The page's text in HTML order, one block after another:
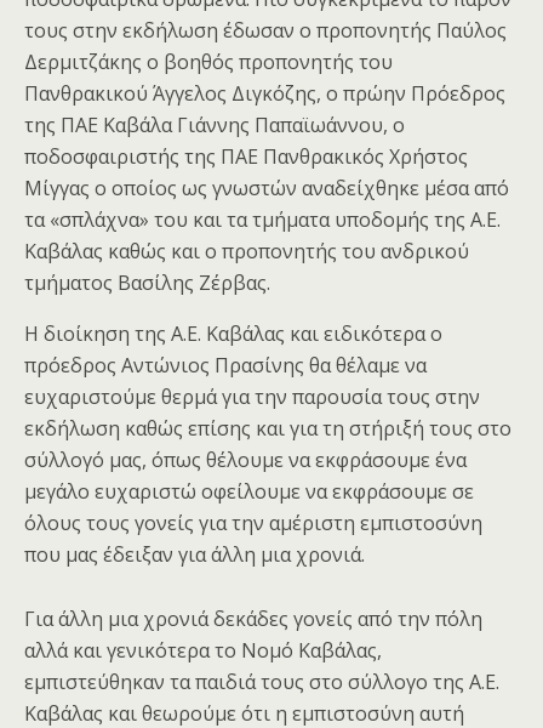
τους στην εκδήλωση έδωσαν ο προπονητής Παύλος
Δερμιτζάκης ο βοηθός προπονητής του
Πανθρακικού Άγγελος Διγκόζης, ο πρώην Πρόεδρος
της ΠΑΕ Καβάλα Γιάννης Παπαϊωάννου, ο
ποδοσφαιριστής της ΠΑΕ Πανθρακικός Χρήστος
Μίγγας ο οποίος ως γνωστών αναδείχθηκε μέσα από
τα «σπλάχνα» του και τα τμήματα υποδομής της Α.Ε.
Καβάλας καθώς και ο προπονητής του ανδρικού
τμήματος Βασίλης Ζέρβας.
H διοίκηση της Α.Ε. Καβάλας και ειδικότερα ο
πρόεδρος Αντώνιος Πρασίνης θα θέλαμε να
ευχαριστούμε θερμά για την παρουσία τους στην
εκδήλωση καθώς επίσης και για τη στήριξή τους στο
σύλλογό μας, όπως θέλουμε να εκφράσουμε ένα
μεγάλο ευχαριστώ οφείλουμε να εκφράσουμε σε
όλους τους γονείς για την αμέριστη εμπιστοσύνη
που μας έδειξαν για άλλη μια χρονιά.
Για άλλη μια χρονιά δεκάδες γονείς από την πόλη
αλλά και γενικότερα το Νομό Καβάλας,
εμπιστεύθηκαν τα παιδιά τους στο σύλλογο της Α.Ε.
Καβάλας και θεωρούμε ότι η εμπιστοσύνη αυτή